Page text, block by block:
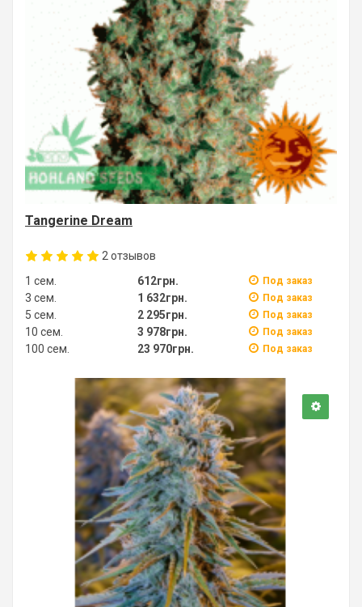
Tangerine Dream
2 отзывов
1 сем.
612грн. Под заказ
3 сем. 1 632грн. Под заказ
5 сем. 2 295грн. Под заказ
10 сем. 3 978грн. Под заказ
100 сем. 23 970грн. Под заказ